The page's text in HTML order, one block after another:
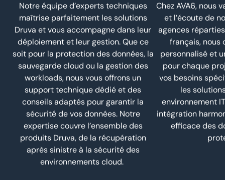
Notre équiped’experts techniques
maîtrise parfaitement les solutions
Druva et vous accompagne dans leur
déploiement et leur gestion. Que ce
soit pour la protection des données, la
sauvegarde cloud ou la gestion des
workloads, nous vous offrons un
support technique dédié et des
conseils adaptés pour garantir la
sécurité de vos données. Notre
expertise couvre l’ensemble des
produits Druva, de la récupération
après sinistre à la sécurité des
environnements cloud.
Chez AVA6, nous
et l’écoute de
agences
français, nous
personnalisé et
pour chaque
vos besoins
les
environnement
intégration
efficace des